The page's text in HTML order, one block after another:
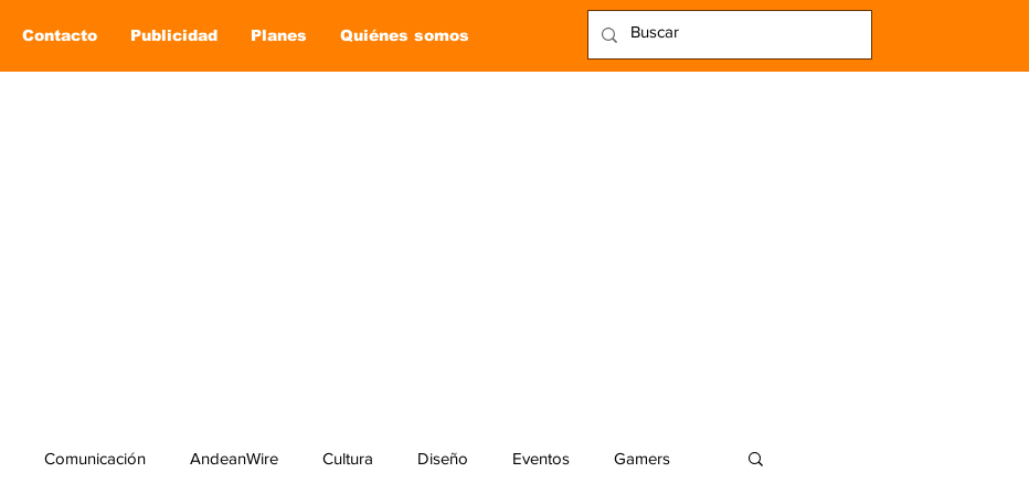
Contacto Publicidad Planes Quiénes somos
Comunicación AndeanWire Cultura Diseño Eventos Gamers